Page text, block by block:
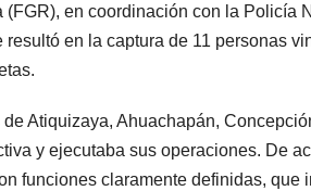
en coordinación con la Policía
en la captura de 11 personas
Atiquizaya, Ahuachapán,
y ejecutaba sus operaciones. De
funciones claramente definidas, que